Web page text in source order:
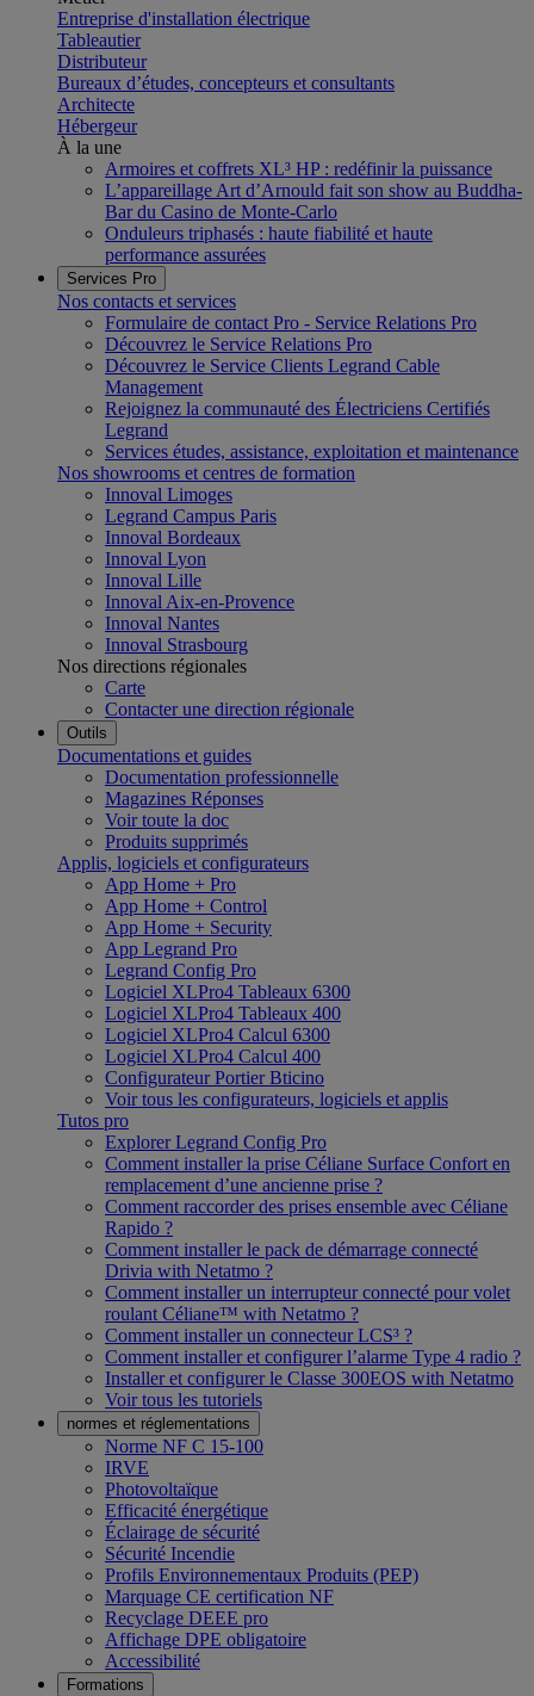
Entreprise d'installation électrique
Tableautier
Distributeur
Bureaux d’études, concepteurs et consultants
Architecte
Hébergeur
À la une
Armoires et coffrets XL³ HP : redéfinir la puissance
L’appareillage Art d’Arnould fait son show au Buddha-
Bar du Casino de Monte-Carlo
Onduleurs triphasés : haute fiabilité et haute
performance assurées
Services Pro
Nos contacts et services
Formulaire de contact Pro - Service Relations Pro
Découvrez le Service Relations Pro
Découvrez le Service Clients Legrand Cable
Management
Rejoignez la communauté des Électriciens Certifiés
Legrand
Services études, assistance, exploitation et maintenance
Nos showrooms et centres de formation
Innoval Limoges
Legrand Campus Paris
Innoval Bordeaux
Innoval Lyon
Innoval Lille
Innoval Aix-en-Provence
Innoval Nantes
Innoval Strasbourg
Nos directions régionales
Carte
Contacter une direction régionale
Outils
Documentations et guides
Documentation professionnelle
Magazines Réponses
Voir toute la doc
Produits supprimés
Applis, logiciels et configurateurs
App Home + Pro
App Home + Control
App Home + Security
App Legrand Pro
Legrand Config Pro
Logiciel XLPro4 Tableaux 6300
Logiciel XLPro4 Tableaux 400
Logiciel XLPro4 Calcul 6300
Logiciel XLPro4 Calcul 400
Configurateur Portier Bticino
Voir tous les configurateurs, logiciels et applis
Tutos pro
Explorer Legrand Config Pro
Comment installer la prise Céliane Surface Confort en
remplacement d’une ancienne prise ?
Comment raccorder des prises ensemble avec Céliane
Rapido ?
Comment installer le pack de démarrage connecté
Drivia with Netatmo ?
Comment installer un interrupteur connecté pour volet
roulant Céliane™ with Netatmo ?
Comment installer un connecteur LCS³ ?
Comment installer et configurer l’alarme Type 4 radio ?
Installer et configurer le Classe 300EOS with Netatmo
Voir tous les tutoriels
normes et réglementations
Norme NF C 15-100
IRVE
Photovoltaïque
Efficacité énergétique
Éclairage de sécurité
Sécurité Incendie
Profils Environnementaux Produits (PEP)
Marquage CE certification NF
Recyclage DEEE pro
Affichage DPE obligatoire
Accessibilité
Formations